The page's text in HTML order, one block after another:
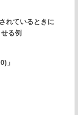
れているときに
る例
」